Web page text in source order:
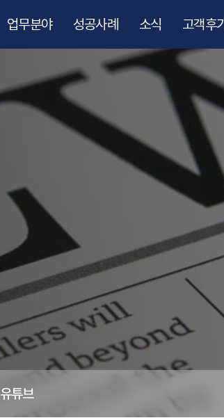
업무분야 성공사례 소식 고객후기
유튜브